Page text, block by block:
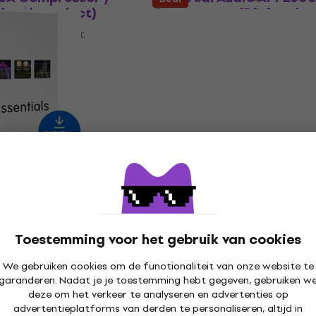
Toestemming voor het gebruik van cookies
We gebruiken cookies om de functionaliteit van onze website te
Nadat je je toestemming hebt gegeven, gebruiken
deze om het verkeer te analyseren en advertenties op
advertentieplatforms van derden te personaliseren, altijd in
product)
plug-in effect
download
Compressor (Digitaal
download
Arturia Comp DIODE-609
(Digitaal product)
Studio software plug-in effect
€ 47,40€ 66
Beschikbaar voor download
PSP
(Digitaal
Waves IDX Intelligent
(Digitaal product)